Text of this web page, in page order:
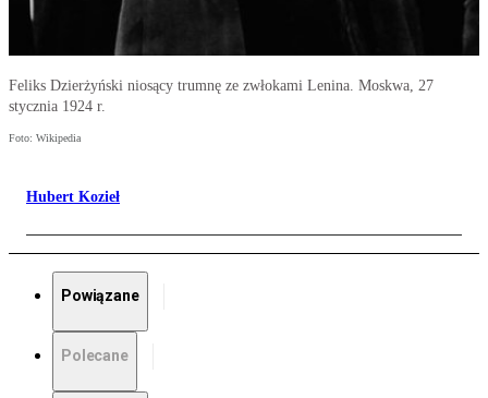
Feliks Dzierżyński niosący trumnę ze zwłokami Lenina. Moskwa, 27
stycznia 1924 r.
Foto: Wikipedia
Hubert Kozieł
Powiązane
Polecane